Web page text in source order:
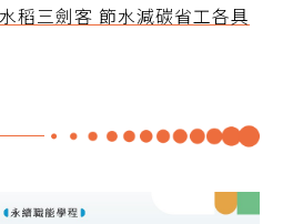
稻三劍客 節水減碳省工各具